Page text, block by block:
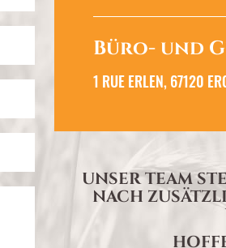
Büro- und
1 RUE ERLEN, 67120
UNSER TEAM
NACH